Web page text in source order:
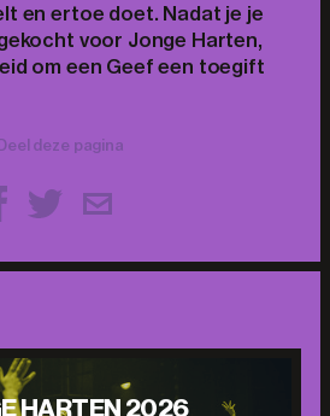
en ertoe doet. Nadat je je
voor Jonge Harten,
om een Geef een toegift
Deel deze pagina
HARTEN 2026